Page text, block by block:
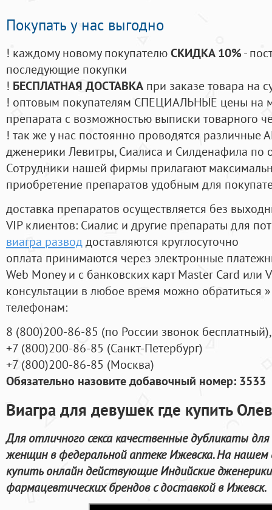
Покупать у нас выгодно
! каждому новому покупателюСКИДКА 10%-
последующие покупки
! БЕСПЛАТНАЯ ДОСТАВКА при заказе товара на
! оптовым покупателям СПЕЦИАЛЬНЫЕ цены на
препарата с возможностью выписки товарного
! так же у нас постоянно проводятся
дженерики Левитры, Сиалиса и Силденафила по
Cотрудники нашей фирмы прилагают
приобретение препаратов удобным для
доставка препаратов осуществляется без
VIP клиентов: Сиалис и другие препараты для
виагра разводдоставляются круглосуточно
оплата принимаются через электронные
Web Money и с банковских карт Master Card или
консультации в любое время можно обратиться
телефонам:
8 (800)200-86-85 (по России звонок бесплатный),
+7 (800)200-86-85 (Санкт-Петербург)
+7 (800)200-86-85 (Москва)
Обязательно назовите добавочный номер: 3533
Виагра для девушек где купить
Для отличного секса качественные дубликаты
женщин в федеральной аптеке Ижевска. На
купить онлайн действующие Индийские
фармацевтических брендов с доставкой в Ижевск.